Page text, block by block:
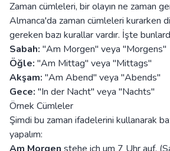
Zaman cümleleri, bir olayın ne zaman
Almanca'da zaman cümleleri kurarken
gereken bazı kurallar vardır. İşte
Sabah: "Am Morgen" veya "Morgens"
Öğle: "Am Mittag" veya "Mittags"
Akşam: "Am Abend" veya "Abends"
Gece: "In der Nacht" veya "Nachts"
Örnek Cümleler
Şimdi bu zaman ifadelerini kullanarak
yapalım: